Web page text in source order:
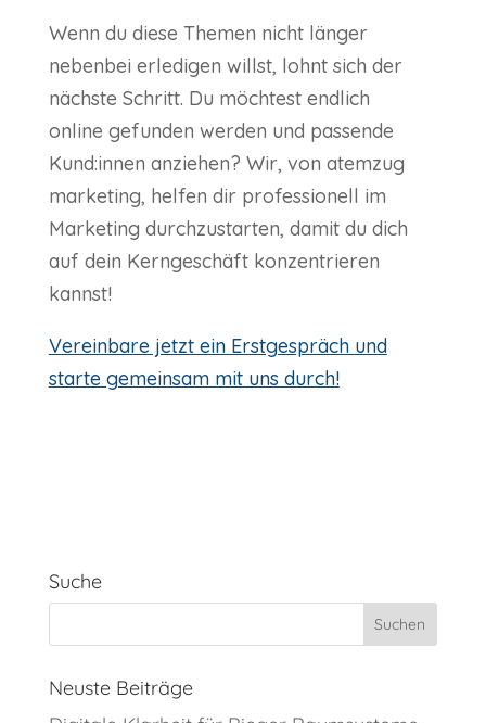
Wenn du diese Themen nicht länger
nebenbei erledigen willst, lohnt sich der
nächste Schritt. Du möchtest endlich
online gefunden werden und passende
Kund:innen anziehen? Wir, von atemzug
marketing, helfen dir professionell im
Marketing durchzustarten, damit du dich
auf dein Kerngeschäft konzentrieren
kannst!
Vereinbare jetzt ein Erstgespräch und
starte gemeinsam mit uns durch!
Suche
Neuste Beiträge